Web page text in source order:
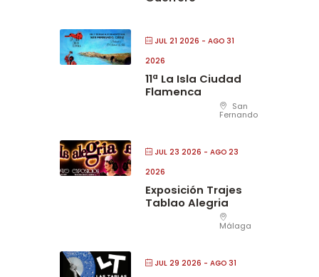
JUL 21 2026 - AGO 31
2026
11ª La Isla Ciudad
Flamenca
San
Fernando
JUL 23 2026 - AGO 23
2026
Exposición Trajes
Tablao Alegria
Málaga
JUL 29 2026 - AGO 31